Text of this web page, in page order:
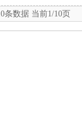
条数据 当前1/10页